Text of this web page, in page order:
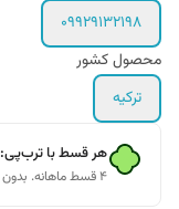
09929132198
محصول کشور
ترکیه
هر قسط با ترب‌پی:
۴ قسط ماهانه. بدون سود، چک و ضامن.